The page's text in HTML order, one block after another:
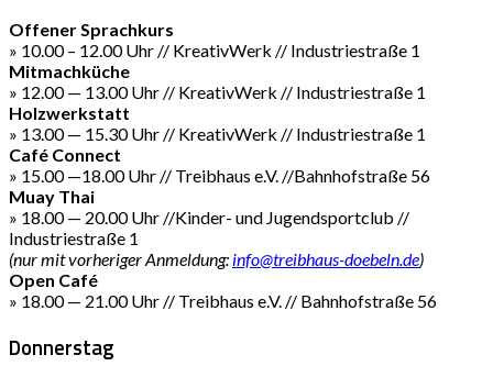
Offener Sprachkurs
» 10.00 – 12.00 Uhr // KreativWerk // Industriestraße 1
Mitmachküche
» 12.00 — 13.00 Uhr // KreativWerk // Industriestraße 1
Holzwerkstatt
» 13.00 — 15.30 Uhr // KreativWerk // Industriestraße 1
Café Connect
» 15.00 —18.00 Uhr // Treibhaus e.V. //Bahnhofstraße 56
Muay Thai
» 18.00 — 20.00 Uhr //Kinder- und Jugendsportclub //
Industriestraße 1
(nur mit vorheriger Anmeldung: info@treibhaus-doebeln.de)
Open Café
» 18.00 — 21.00 Uhr // Treibhaus e.V. // Bahnhofstraße 56
Donnerstag